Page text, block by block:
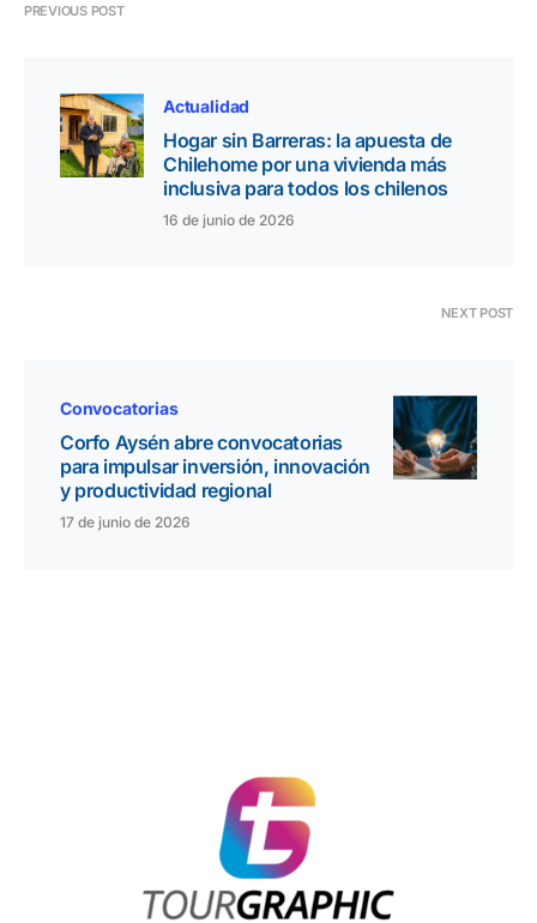
PREVIOUS POST
Actualidad
Hogar sin Barreras: la apuesta de
Chilehome por una vivienda más
inclusiva para todos los chilenos
16 de junio de 2026
NEXT POST
Convocatorias
Corfo Aysén abre convocatorias
para impulsar inversión, innovación
y productividad regional
17 de junio de 2026